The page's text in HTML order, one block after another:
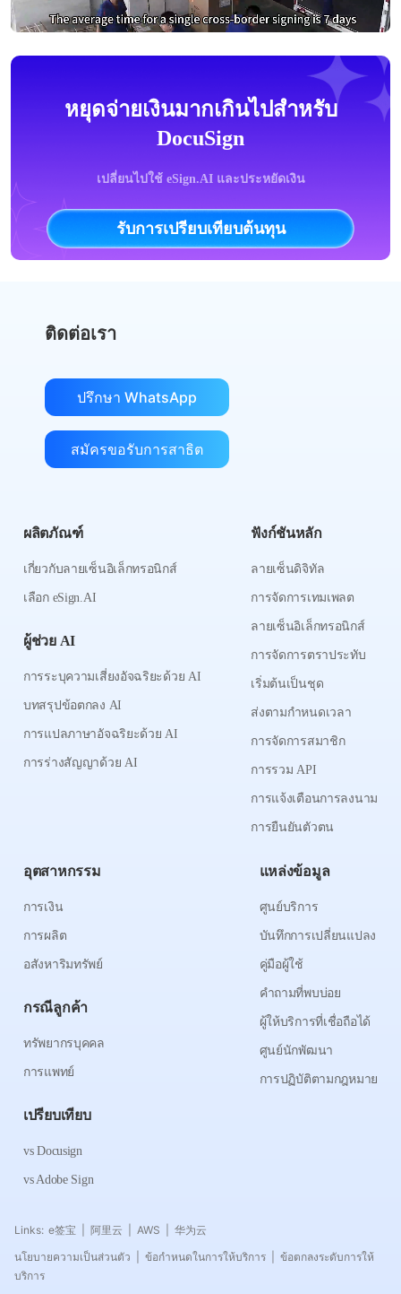
หยุดจ่ายเงินมากเกินไปสำหรับ
DocuSign
เปลี่ยนไปใช้ eSign.AI และประหยัดเงิน
รับการเปรียบเทียบต้นทุน
ติดต่อเรา
ปรึกษา WhatsApp
สมัครขอรับการสาธิต
ผลิตภัณฑ์
เกี่ยวกับลายเซ็นอิเล็กทรอนิกส์
เลือก eSign.AI
ผู้ช่วย AI
การระบุความเสี่ยงอัจฉริยะด้วย AI
บทสรุปข้อตกลง AI
การแปลภาษาอัจฉริยะด้วย AI
การร่างสัญญาด้วย AI
ฟังก์ชันหลัก
ลายเซ็นดิจิทัล
การจัดการเทมเพลต
ลายเซ็นอิเล็กทรอนิกส์
การจัดการตราประทับ
เริ่มต้นเป็นชุด
ส่งตามกำหนดเวลา
การจัดการสมาชิก
การรวม API
การแจ้งเตือนการลงนาม
การยืนยันตัวตน
อุตสาหกรรม
การเงิน
การผลิต
อสังหาริมทรัพย์
กรณีลูกค้า
ทรัพยากรบุคคล
การแพทย์
เปรียบเทียบ
vs Docusign
vs Adobe Sign
แหล่งข้อมูล
ศูนย์บริการ
บันทึกการเปลี่ยนแปลง
คู่มือผู้ใช้
คำถามที่พบบ่อย
ผู้ให้บริการที่เชื่อถือได้
ศูนย์นักพัฒนา
การปฏิบัติตามกฎหมาย
Links: e签宝 阿里云 AWS
华为云
นโยบายความเป็นส่วนตัว
ข้อกำหนดในการให้บริการ
ข้อตกลงระดับการให้
บริการ